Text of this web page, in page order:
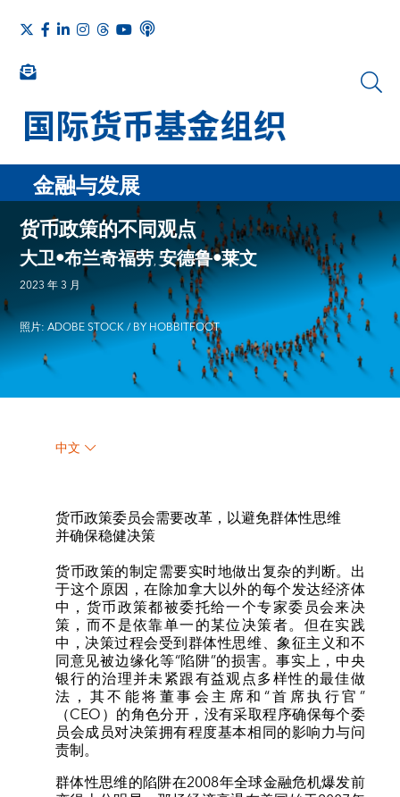
金融与发展
货币政策的不同观点
大卫•布兰奇福劳,安德鲁•莱文
2023 年 3 月
照片: ADOBE STOCK / BY HOBBITFOOT
中文
货币政策委员会需要改革，以避免群体性思维
并确保稳健决策
货币政策的制定需要实时地做出复杂的判断。出
于这个原因，在除加拿大以外的每个发达经济体
中，货币政策都被委托给一个专家委员会来决
策，而不是依靠单一的某位决策者。但在实践
中，决策过程会受到群体性思维、象征主义和不
同意见被边缘化等“陷阱”的损害。事实上，中央
银行的治理并未紧跟有益观点多样性的最佳做
法，其不能将董事会主席和“首席执行官”
（CEO）的角色分开，没有采取程序确保每个委
员会成员对决策拥有程度基本相同的影响力与问
责制。
群体性思维的陷阱在2008年全球金融危机爆发前